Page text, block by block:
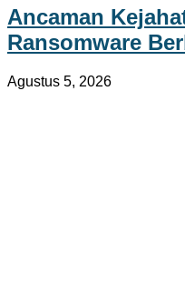
Ancaman
Ransomware
Agustus 5, 2026